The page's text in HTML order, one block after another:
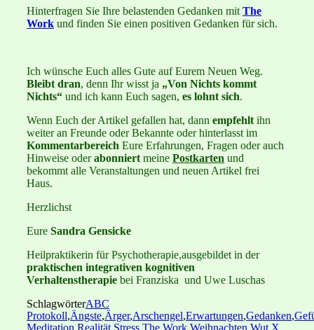
Hinterfragen Sie Ihre belastenden Gedanken mit The
Work und finden Sie einen positiven Gedanken für sich.
Ich wünsche Euch alles Gute auf Eurem Neuen Weg.
Bleibt dran, denn Ihr wisst ja „Von Nichts kommt
Nichts“ und ich kann Euch sagen, es lohnt sich.
Wenn Euch der Artikel gefallen hat, dann empfehlt ihn
weiter an Freunde oder Bekannte oder hinterlasst im
Kommentarbereich Eure Erfahrungen, Fragen oder auch
Hinweise oderabonniert meine Postkarten und
bekommt alle Veranstaltungen und neuen Artikel frei
Haus.
Herzlichst
Eure Sandra Gensicke
Heilpraktikerin für Psychotherapie,ausgebildet in der
praktischen integrativen kognitiven
Verhaltenstherapie bei Franziska und Uwe Luschas
SchlagwörterABC
Protokoll,Ängste,Ärger,Arschengel,Erwartungen,Gedanken,
Meditation,Realität,Stress,The Work,Weihnachten,Wut,X